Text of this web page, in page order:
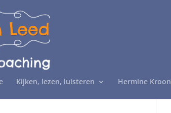
Kijken, lezen, luisteren Hermine Kroon